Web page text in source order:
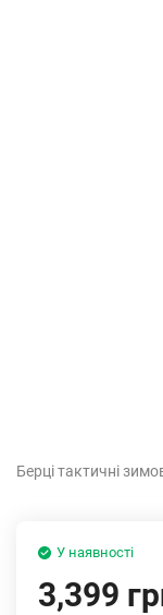
Берці тактичні
У наявності
3,399